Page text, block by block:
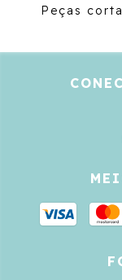
Peças